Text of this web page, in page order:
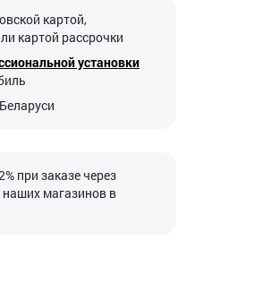
картой,
картой рассрочки
установки
при заказе через
магазинов в